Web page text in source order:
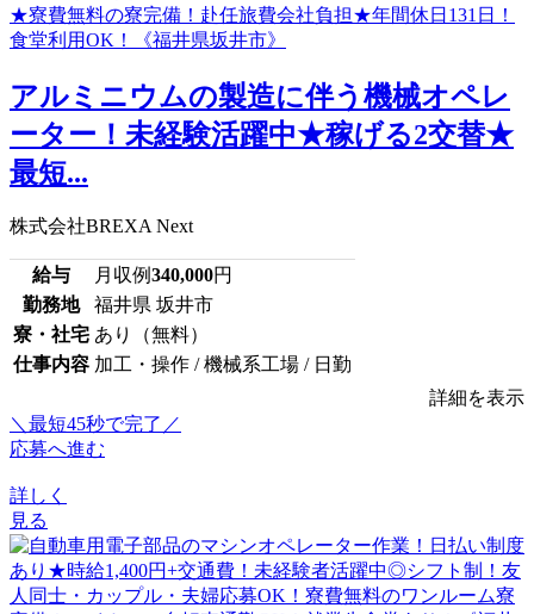
アルミニウムの製造に伴う機械オペレ
ーター！未経験活躍中★稼げる2交替★
最短...
株式会社BREXA Next
給与 月収例340,000円
勤務地
福井県 坂井市
寮・社宅 あり（無料）
仕事内容 加工・操作 / 機械系工場 / 日勤
詳細を表示
＼最短45秒で完了／
応募へ進む
詳しく
見る